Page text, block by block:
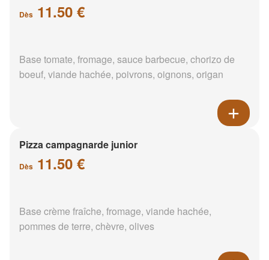
Dès 11.50 €
Base tomate, fromage, sauce barbecue, chorizo de
boeuf, viande hachée, poivrons, oignons, origan
Pizza campagnarde junior
Dès 11.50 €
Base crème fraîche, fromage, viande hachée,
pommes de terre, chèvre, olives